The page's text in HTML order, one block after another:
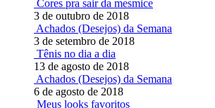
Cores pra sair da mesmice
3 de outubro de 2018
Achados (Desejos) da Semana
3 de setembro de 2018
Tênis no dia a dia
13 de agosto de 2018
Achados (Desejos) da Semana
6 de agosto de 2018
Meus looks favoritos